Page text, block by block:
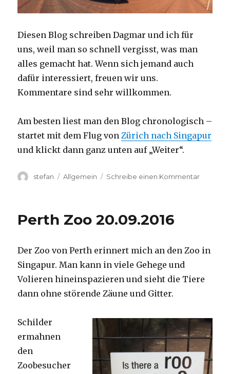
Diesen Blog schreiben Dagmar und ich für
uns, weil man so schnell vergisst, was man
alles gemacht hat. Wenn sich jemand auch
dafür interessiert, freuen wir uns.
Kommentare sind sehr willkommen.
Am besten liest man den Blog chronologisch –
startet mit dem Flug vonZürich nach Singapur
und klickt dann ganz unten auf „Weiter“.
Autor
stefan Kategorien
Allgemein Schreibe einen Kommentarzu
Perth
Perth Zoo 20.09.2016
Der Zoo von Perth erinnert mich an den Zoo in
Singapur. Man kann in viele Gehege und
Volieren hineinspazieren und sieht die Tiere
dann ohne störende Zäune und Gitter.
Schilder
ermahnen
den
Zoobesucher